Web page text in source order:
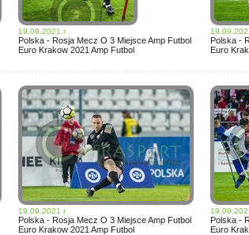
19.09.2021 r
Polska - Rosja Mecz O 3 Miejsce Amp Futbol
Euro Krakow 2021 Amp Futbol
Polska -
Euro
19.09.2021 r
Polska - Rosja Mecz O 3 Miejsce Amp Futbol
Euro Krakow 2021 Amp Futbol
Polska -
Euro